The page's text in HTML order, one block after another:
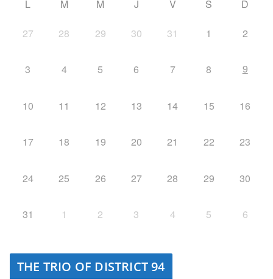
L M M J V S D
27 28 29 30 31 1 2
3 4 5 6 7 8 9
10 11 12 13 14 15 16
17 18 19 20 21 22 23
24 25 26 27 28 29 30
31 1 2 3 4 5 6
THE TRIO OF DISTRICT 94